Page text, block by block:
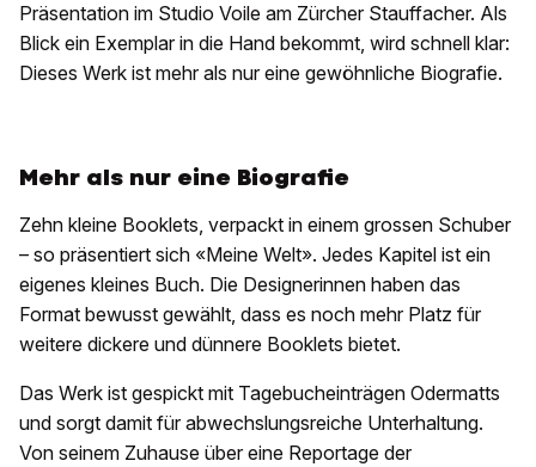
Präsentation im Studio Voile am Zürcher Stauffacher. Als
Blick ein Exemplar in die Hand bekommt, wird schnell klar:
Dieses Werk ist mehr als nur eine gewöhnliche Biografie.
Mehr als nur eine Biografie
Zehn kleine Booklets, verpackt in einem grossen Schuber
– so präsentiert sich «Meine Welt». Jedes Kapitel ist ein
eigenes kleines Buch. Die Designerinnen haben das
Format bewusst gewählt, dass es noch mehr Platz für
weitere dickere und dünnere Booklets bietet.
Das Werk ist gespickt mit Tagebucheinträgen Odermatts
und sorgt damit für abwechslungsreiche Unterhaltung.
Von seinem Zuhause über eine Reportage der